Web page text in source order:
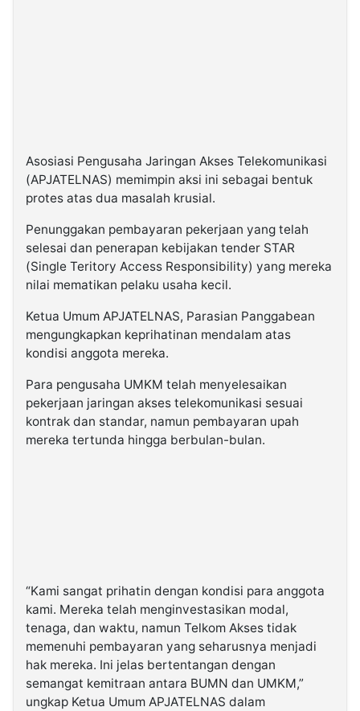
Asosiasi Pengusaha Jaringan Akses Telekomunikasi
(APJATELNAS) memimpin aksi ini sebagai bentuk
protes atas dua masalah krusial.
Penunggakan pembayaran pekerjaan yang telah
selesai dan penerapan kebijakan tender STAR
(Single Teritory Access Responsibility) yang mereka
nilai mematikan pelaku usaha kecil.
Ketua Umum APJATELNAS, Parasian Panggabean
mengungkapkan keprihatinan mendalam atas
kondisi anggota mereka.
Para pengusaha UMKM telah menyelesaikan
pekerjaan jaringan akses telekomunikasi sesuai
kontrak dan standar, namun pembayaran upah
mereka tertunda hingga berbulan-bulan.
“Kami sangat prihatin dengan kondisi para anggota
kami. Mereka telah menginvestasikan modal,
tenaga, dan waktu, namun Telkom Akses tidak
memenuhi pembayaran yang seharusnya menjadi
hak mereka. Ini jelas bertentangan dengan
semangat kemitraan antara BUMN dan UMKM,”
ungkap Ketua Umum APJATELNAS dalam